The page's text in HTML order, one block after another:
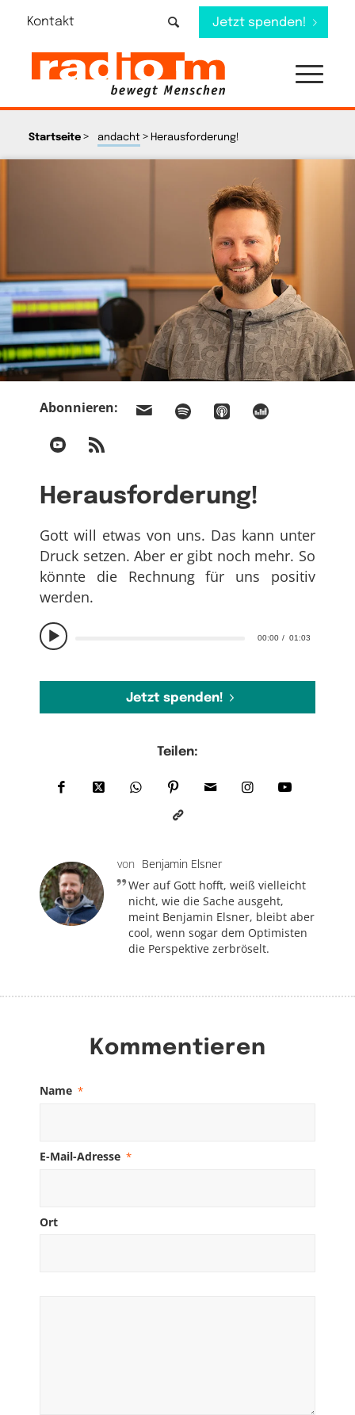
Kontakt Jetzt spenden!
Startseite> andacht> Herausforderung!
Abonnieren:
Herausforderung!
00:00 01:03
Gott will etwas von uns. Das kann unter
Druck setzen. Aber er gibt noch mehr. So
könnte die Rechnung für uns positiv
werden.
Jetzt spenden!
Teilen:
von Benjamin Elsner
Wer auf Gott hofft, weiß vielleicht
nicht, wie die Sache ausgeht,
meint Benjamin Elsner, bleibt aber
cool, wenn sogar dem Optimisten
die Perspektive zerbröselt.
Kommentieren
Name *
E-Mail-Adresse *
Ort